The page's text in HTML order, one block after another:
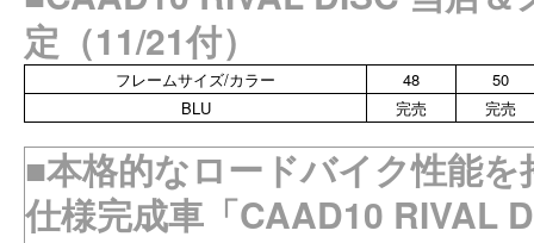
定（11/21付）
フレームサイズ/カラー 48
50
BLU
完売 完売
■本格的なロードバイク性能
仕様完成車「CAAD10 RIVAL